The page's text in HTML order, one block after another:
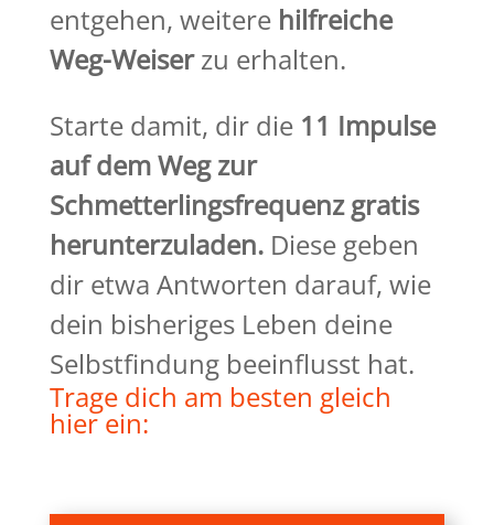
entgehen, weitere hilfreiche
Weg-Weiserzu erhalten.
Starte damit, dir die 11 Impulse
auf dem Weg zur
Schmetterlingsfrequenz gratis
herunterzuladen.Diese geben
dir etwa Antworten darauf, wie
dein bisheriges Leben deine
Selbstfindung beeinflusst hat.
Trage dich am besten gleich
hier ein: